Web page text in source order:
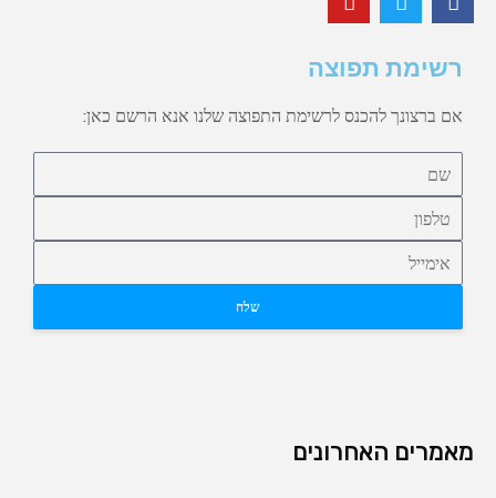
רשימת תפוצה
אם ברצונך להכנס לרשימת התפוצה שלנו אנא הרשם כאן:
שלח
מאמרים האחרונים